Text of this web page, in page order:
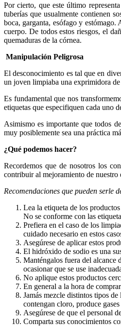
Por cierto, que este último
tuberías que usualmente contienen
boca, garganta, esófago y
cuerpo. De todos estos riesgos, el
quemaduras de la córnea.
Manipulación Peligrosa
El desconocimiento es tal que en
un joven limpiaba una exprimidora
Es fundamental que nos
etiquetas que especifiquen cada uno
Asimismo es importante que todos
muy posiblemente sea una práctica
¿Qué podemos hacer?
Recordemos que de nosotros los
contribuir al mejoramiento de
Recomendaciones que pueden serle
Lea la etiqueta de los
No se conforme con las
Prefiera en el caso de los
cuidado necesario en estos
Asegúrese de aplicar estos
El hidróxido de sodio es una
Manténgalos fuera del alcance
ocasionar que se use
No aplique estos productos
En general a la hora de
Jamás mezcle distintos tipos
contengan cloro, produce
Asegúrese de que el personal
Comparta sus conocimientos